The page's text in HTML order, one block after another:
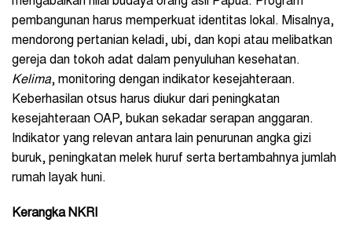
pembangunan harus memperkuat identitas lokal. Misalnya,
mendorong pertanian keladi, ubi, dan kopi atau melibatkan
gereja dan tokoh adat dalam penyuluhan kesehatan.
Kelima, monitoring dengan indikator kesejahteraan.
Keberhasilan otsus harus diukur dari peningkatan
kesejahteraan OAP, bukan sekadar serapan anggaran.
Indikator yang relevan antara lain penurunan angka gizi
buruk, peningkatan melek huruf serta bertambahnya jumlah
rumah layak huni.
Kerangka NKRI